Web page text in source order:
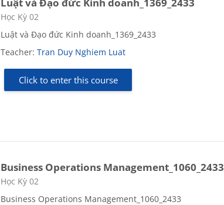
Course category
Học Kỳ 02
Luật và Đạo đức Kinh doanh_1369_2433
Teacher:Tran Duy Nghiem Luat
Click to enter this course
Business Operations Management_1060_2433
Course category
Học Kỳ 02
Business Operations Management_1060_2433